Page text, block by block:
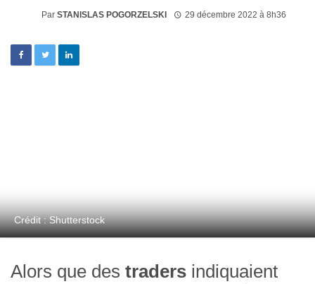
Par STANISLAS POGORZELSKI 29 décembre 2022 à 8h36
Crédit : Shutterstock
Alors que des traders indiquaient